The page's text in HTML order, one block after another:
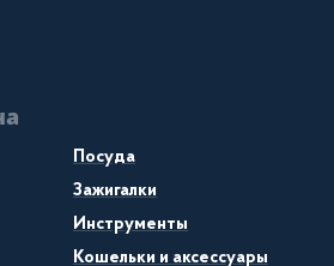
Посуда
Зажигалки
Инструменты
Кошельки и аксессуары